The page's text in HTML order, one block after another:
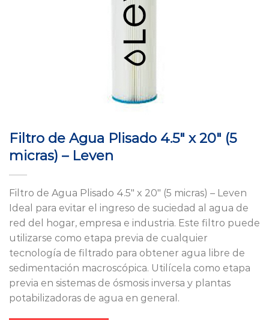
Filtro de Agua Plisado 4.5″ x 20″ (5
micras) – Leven
Filtro de Agua Plisado 4.5″ x 20″ (5 micras) – Leven
Ideal para evitar el ingreso de suciedad al agua de
red del hogar, empresa e industria. Este filtro puede
utilizarse como etapa previa de cualquier
tecnología de filtrado para obtener agua libre de
sedimentación macroscópica. Utilícela como etapa
previa en sistemas de ósmosis inversa y plantas
potabilizadoras de agua en general.